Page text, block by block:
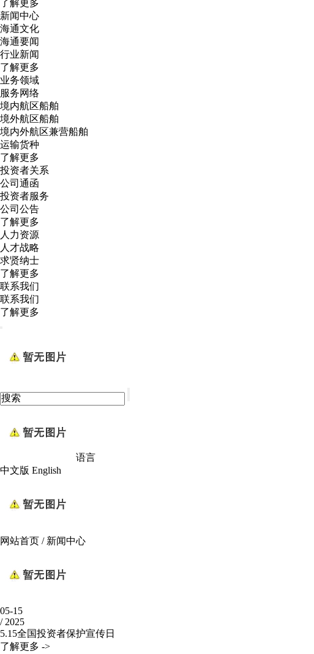
了解更多
新闻中心
海通文化
海通要闻
行业新闻
了解更多
业务领域
服务网络
境内航区船舶
境外航区船舶
境内外航区兼营船舶
运输货种
了解更多
投资者关系
公司通函
投资者服务
公司公告
了解更多
人力资源
人才战略
求贤纳士
了解更多
联系我们
联系我们
了解更多
语言
中文版 English
网站首页 / 新闻中心
05-15
/ 2025
5.15全国投资者保护宣传日
了解更多 ->